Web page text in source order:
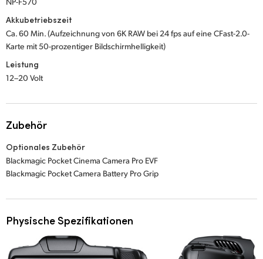
Akkubetriebszeit
Ca. 60 Min. (Aufzeichnung von 6K RAW bei 24 fps auf eine CFast-2.0-
Karte mit 50-prozentiger Bildschirmhelligkeit)
Leistung
12–20 Volt
Zubehör
Optionales Zubehör
Blackmagic Pocket Cinema Camera Pro EVF
Blackmagic Pocket Camera Battery Pro Grip
Physische Spezifikationen